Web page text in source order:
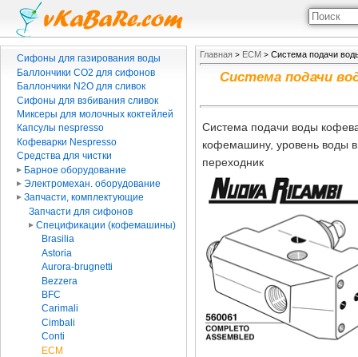
Сифоны для газирования воды
Баллончики CO2 для сифонов
Баллончики N2O для сливок
Сифоны для взбивания сливок
Миксеры для молочных коктейлей
Капсулы nespresso
Кофеварки Nespresso
Средства для чистки
Барное оборудование
Электромехан. оборудование
Запчасти, комплектующие
Запчасти для сифонов
Спецификации (кофемашины)
Brasilia
Astoria
Aurora-brugnetti
Bezzera
BFC
Carimali
Cimbali
Conti
ECM
Главная > ECM > Система подачи
Система подачи
Система подачи воды
кофемашину, уровень воды
переходник